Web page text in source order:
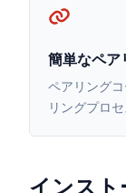
簡単なペア
ペアリング
リングプロセ
インスト